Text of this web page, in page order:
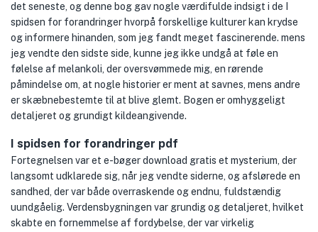
det seneste, og denne bog gav nogle værdifulde indsigt i de I
spidsen for forandringer hvorpå forskellige kulturer kan krydse
og informere hinanden, som jeg fandt meget fascinerende. mens
jeg vendte den sidste side, kunne jeg ikke undgå at føle en
følelse af melankoli, der oversvømmede mig, en rørende
påmindelse om, at nogle historier er ment at savnes, mens andre
er skæbnebestemte til at blive glemt. Bogen er omhyggeligt
detaljeret og grundigt kildeangivende.
I spidsen for forandringer pdf
Fortegnelsen var et e-bøger download gratis et mysterium, der
langsomt udklarede sig, når jeg vendte siderne, og afslørede en
sandhed, der var både overraskende og endnu, fuldstændig
uundgåelig. Verdensbygningen var grundig og detaljeret, hvilket
skabte en fornemmelse af fordybelse, der var virkelig